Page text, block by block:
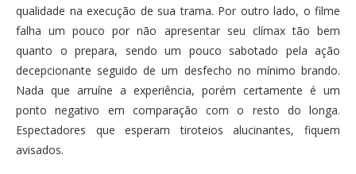
qualidade na execução de sua trama. Por outro lado, o filme
falha um pouco por não apresentar seu clímax tão bem
quanto o prepara, sendo um pouco sabotado pela ação
decepcionante seguido de um desfecho no mínimo brando.
Nada que arruíne a experiência, porém certamente é um
ponto negativo em comparação com o resto do longa.
Espectadores que esperam tiroteios alucinantes, fiquem
avisados.